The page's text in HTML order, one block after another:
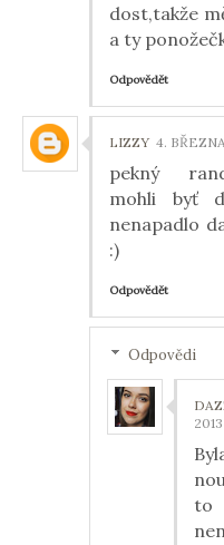
dost,takže
a ty
Odpovědět
LIZZY 4.
pekný
mohli byť
nenapadlo
:)
Odpovědět
Odpovědi